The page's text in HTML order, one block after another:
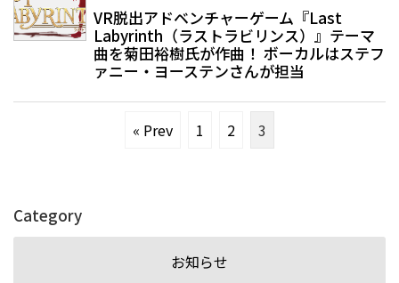
VR脱出アドベンチャーゲーム『Last
Labyrinth（ラストラビリンス）』テーマ
曲を菊田裕樹氏が作曲！ ボーカルはステフ
ァニー・ヨーステンさんが担当
« Prev 1 2 3
Category
お知らせ